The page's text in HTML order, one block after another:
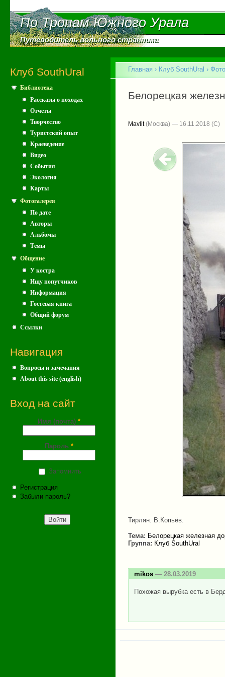
По Тропам Южного Урала
По Тропам Южного Урала
Путеводитель вольного странника
Путеводитель вольного странника
Клуб SouthUral
Библиотека
Рассказы о походах
Отчеты
Творчество
Туристский опыт
Краеведение
Видео
События
Экология
Карты
Фотогалерея
По дате
Авторы
Альбомы
Темы
Общение
У костра
Ищу попутчиков
Информация
Гостевая книга
Общий форум
Ссылки
Навигация
Вопросы и замечания
About this site (english)
Вход на сайт
Имя (почта) *
Пароль *
Запомнить
Регистрация
Забыли пароль?
Вы здесь
Главная › Клуб SouthUral ›
Белорецкая
Mavlit(Москва) — 16.11.2018
Тирлян. В.Копьёв.
Тема: Белорецкая железная
Группа: Клуб SouthUral
mikos — 28.03.2019
Похожая вырубка есть в